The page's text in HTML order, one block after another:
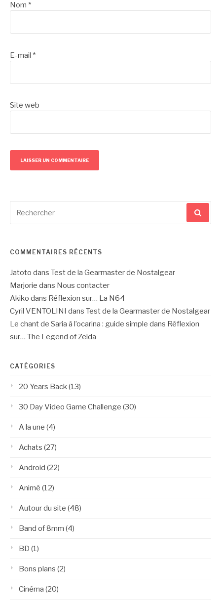
Nom *
E-mail *
Site web
pour
COMMENTAIRES RÉCENTS
Jatoto dans Test de la Gearmaster de Nostalgear
Marjorie dans Nous contacter
Akiko dans Réflexion sur… La N64
Cyril VENTOLINI
dans Test de la Gearmaster de Nostalgear
Le chant de Saria à l’ocarina : guide simple dans Réflexion
sur… The Legend of Zelda
CATÉGORIES
20 Years Back(13)
30 Day Video Game Challenge (30)
A la une (4)
Achats (27)
Android (22)
Animé (12)
Autour du site (48)
Band of 8mm (4)
BD (1)
Bons plans (2)
Cinéma (20)